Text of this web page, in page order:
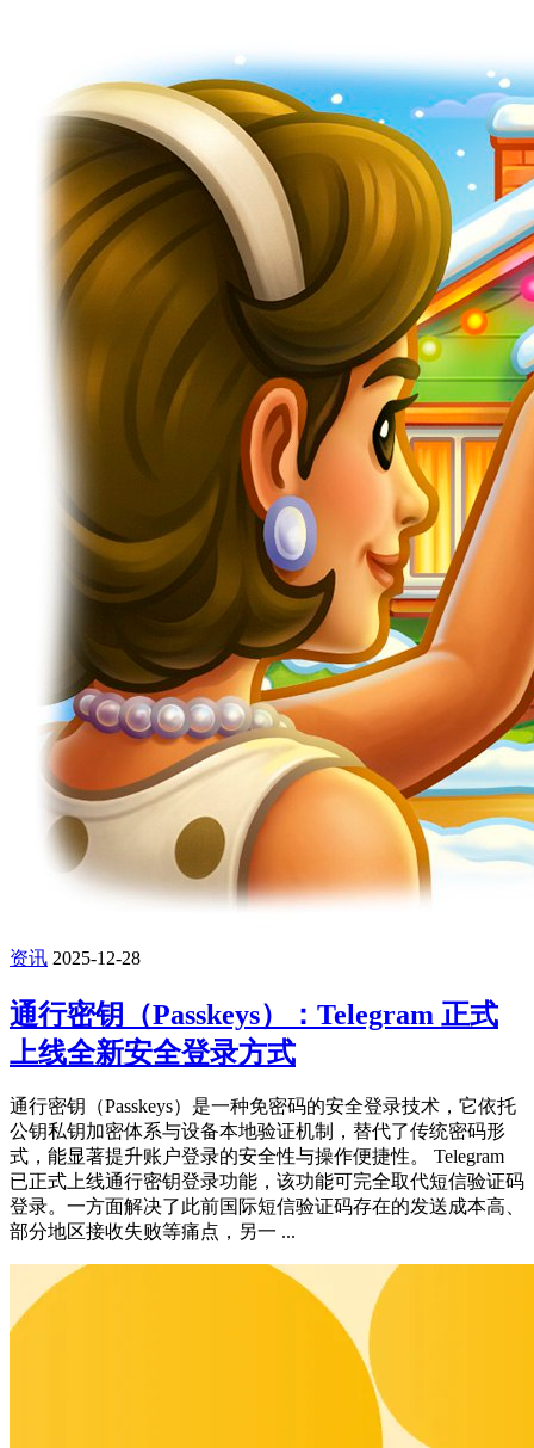
资讯 2025-12-28
通行密钥（Passkeys）：Telegram 正式
上线全新安全登录方式
通行密钥（Passkeys）是一种免密码的安全登录技术，它依托
公钥私钥加密体系与设备本地验证机制，替代了传统密码形
式，能显著提升账户登录的安全性与操作便捷性。 Telegram
已正式上线通行密钥登录功能，该功能可完全取代短信验证码
登录。一方面解决了此前国际短信验证码存在的发送成本高、
部分地区接收失败等痛点，另一 ...